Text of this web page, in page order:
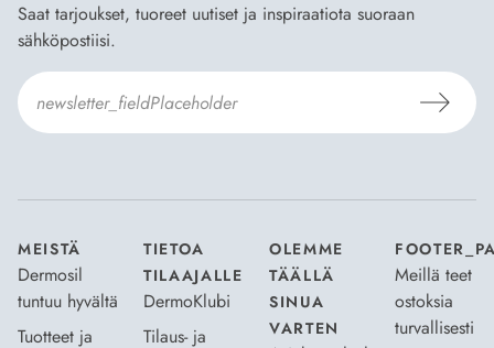
Saat tarjoukset, tuoreet uutiset ja inspiraatiota suoraan
sähköpostiisi.
MEISTÄ
Dermosil
tuntuu hyvältä
Tuotteet ja
TIETOA
TILAAJALLE
DermoKlubi
Tilaus- ja
OLEMME
TÄÄLLÄ
SINUA
VARTEN
Meillä teet
ostoksia
turvallisesti